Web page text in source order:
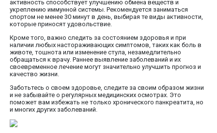
активность способствует улучшению обмена веществ и
укреплению иммунной системы. Рекомендуется заниматься
спортом не менее 30 минут в день, выбирая те виды активности,
которые приносят удовольствие.
Кроме того, важно следить за состоянием здоровья и при
наличии любых настораживающих симптомов, таких как боль в
животе, тошнота или изменение стула, незамедлительно
обращаться к врачу. Раннее выявление заболеваний и их
своевременное лечение могут значительно улучшить прогноз и
качество жизни.
Заботьтесь о своем здоровье, следите за своим образом жизни
и не забывайте о регулярных медицинских осмотрах. Это
поможет вам избежать не только хронического панкреатита, но
и многих других заболеваний.